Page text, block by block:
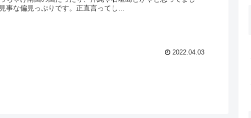
事な偏見っぷりです。正直言ってし...
2022.04.03